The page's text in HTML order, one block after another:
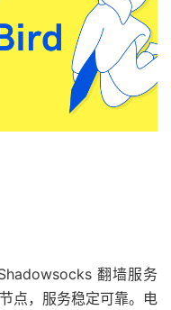
翻墙服务
点，服务稳定可靠。电